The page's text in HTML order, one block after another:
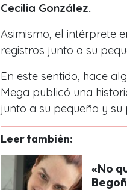
Cecilia González.
Asimismo, el intérprete
registros junto a su
En este sentido, hace
Mega publicó una
junto a su pequeña y su
Leer también:
«No